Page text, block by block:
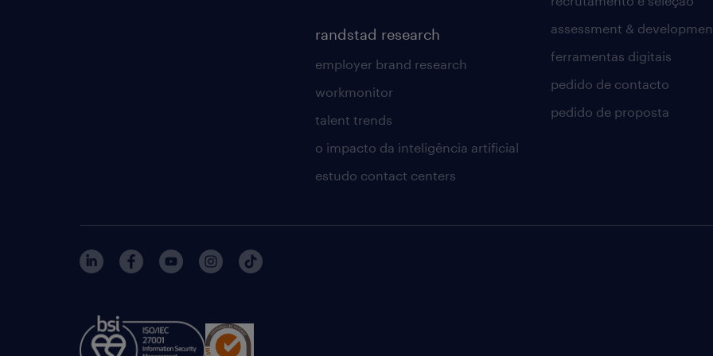
randstad research
employer brand research
workmonitor
talent trends
o impacto da inteligência artificial
estudo contact centers
assessment &
ferramentas digitais
pedido de contacto
pedido de proposta